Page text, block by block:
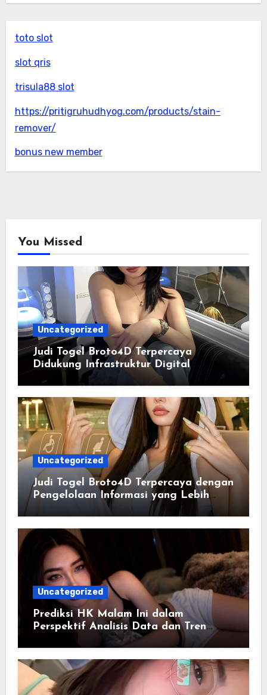
toto slot
slot qris
trisula88 slot
https://pritigruhudhyog.com/products/stain-
remover/
bonus new member
You Missed
Uncategorized
Judi Togel Broto4D Terpercaya
Didukung Infrastruktur Digital
Uncategorized
Judi Togel Broto4D Terpercaya dengan
Pengelolaan Informasi yang Lebih
Uncategorized
Prediksi HK Malam Ini dalam
Perspektif Analisis Data dan Tren